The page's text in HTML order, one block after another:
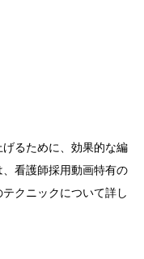
るために、効果的な編
看護師採用動画特有の
クニックについて詳し